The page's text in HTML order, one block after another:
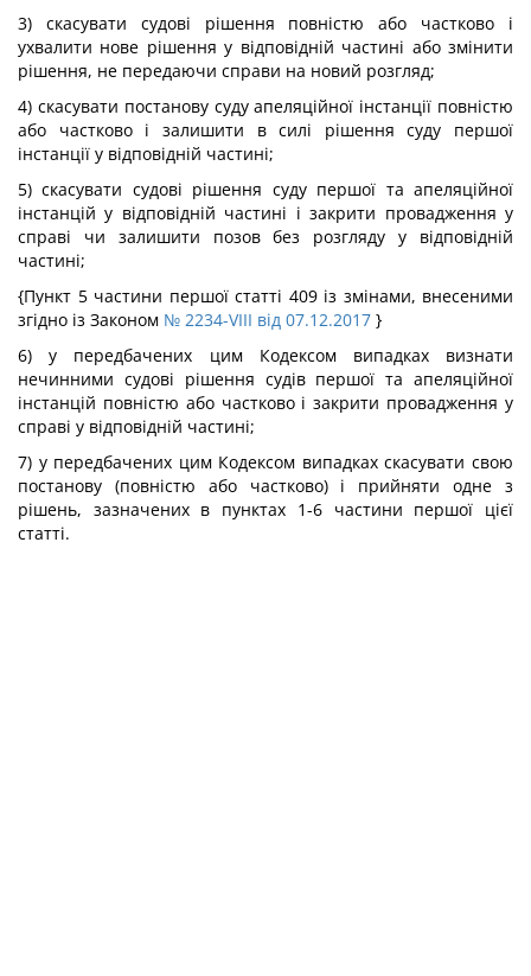
3) скасувати судові рішення повністю або частково і
ухвалити нове рішення у відповідній частині або змінити
рішення, не передаючи справи на новий розгляд;
4) скасувати постанову суду апеляційної інстанції повністю
або частково і залишити в силі рішення суду першої
інстанції у відповідній частині;
5) скасувати судові рішення суду першої та апеляційної
інстанцій у відповідній частині і закрити провадження у
справі чи залишити позов без розгляду у відповідній
частині;
{Пункт 5 частини першої статті 409 із змінами, внесеними
згідно із Законом № 2234-VIII від 07.12.2017 }
6) у передбачених цим Кодексом випадках визнати
нечинними судові рішення судів першої та апеляційної
інстанцій повністю або частково і закрити провадження у
справі у відповідній частині;
7) у передбачених цим Кодексом випадках скасувати свою
постанову (повністю або частково) і прийняти одне з
рішень, зазначених в пунктах 1-6 частини першої цієї
статті.